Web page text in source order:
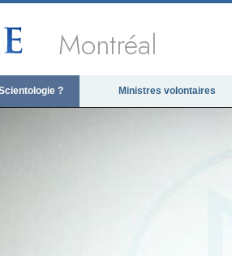
Montréal
? Ministres volontaires